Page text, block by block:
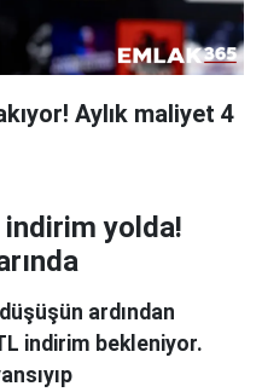
Aylık maliyet 4
indirim yolda!
ardından
indirim bekleniyor.